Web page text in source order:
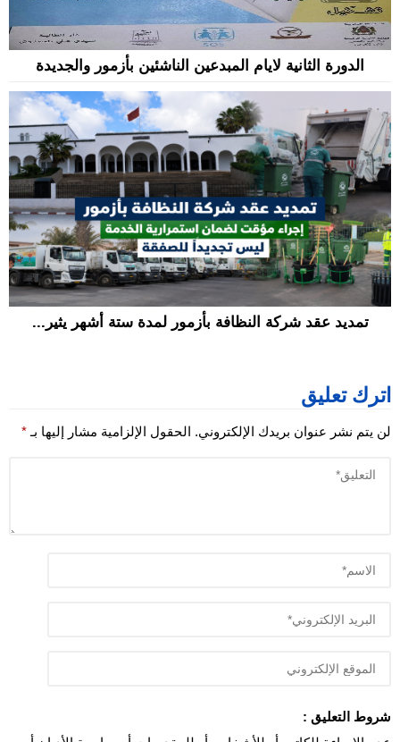
الدورة الثانية لايام المبدعين الناشئين بأزمور والجديدة
تمديد عقد شركة النظافة بأزمور لمدة ستة أشهر يثير...
اترك تعليق
لن يتم نشر عنوان بريدك الإلكتروني. الحقول الإلزامية مشار إليها بـ *
شروط التعليق :